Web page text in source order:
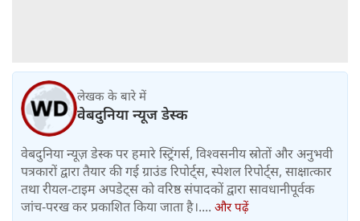
लेखक के बारे में
वेबदुनिया न्यूज डेस्क
वेबदुनिया न्यूज़ डेस्क पर हमारे स्ट्रिंगर्स, विश्वसनीय स्रोतों और अनुभवी
पत्रकारों द्वारा तैयार की गई ग्राउंड रिपोर्ट्स, स्पेशल रिपोर्ट्स, साक्षात्कार
तथा रीयल-टाइम अपडेट्स को वरिष्ठ संपादकों द्वारा सावधानीपूर्वक
जांच-परख कर प्रकाशित किया जाता है।.... और पढ़ें